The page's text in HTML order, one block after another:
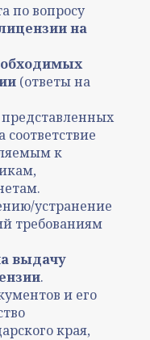
по вопросу
на
(ответы на
к
устранение
требованиям
выдачу
.
и его
края,